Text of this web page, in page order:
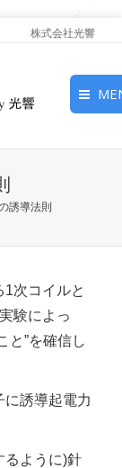
株式会社光響
アップ
アプリケーショ
誘導法則
次コイルと
験によっ
と”を確信し
に誘導起電力
るように)針